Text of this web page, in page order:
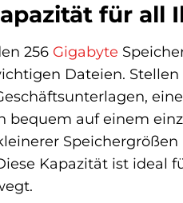
für all
256 Gigabyte
Dateien.
bequem auf einem
Kapazität ist ideal